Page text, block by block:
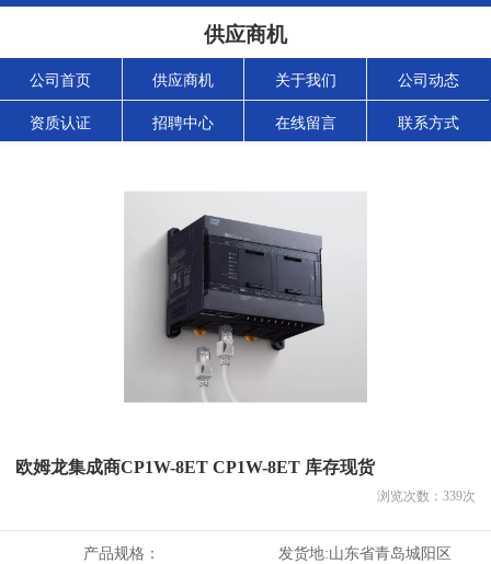
供应商机
公司首页 供应商机 关于我们 公司动态
资质认证 招聘中心 在线留言 联系方式
欧姆龙集成商CP1W-8ET CP1W-8ET 库存现货
浏览次数： 339次
产品规格： 发货地:山东省青岛城阳区